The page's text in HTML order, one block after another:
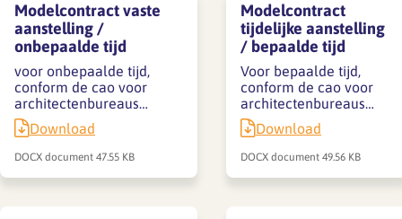
Modelcontract vaste
aanstelling /
onbepaalde tijd
voor onbepaalde tijd,
conform de cao voor
architectenbureaus…
Download
DOCX document 47.55 KB
Modelcontract
tijdelijke aanstelling
/ bepaalde tijd
Voor bepaalde tijd,
conform de cao voor
architectenbureaus…
Download
DOCX document 49.56 KB